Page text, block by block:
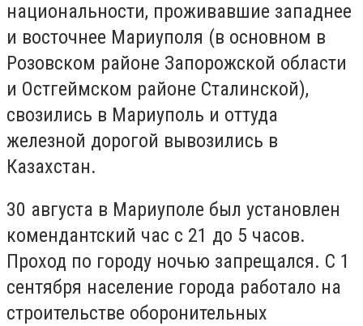
национальности, проживавшие западнее
и восточнее Мариуполя (в основном в
Розовском районе Запорожской области
и Остгеймском районе Сталинской),
свозились в Мариуполь и оттуда
железной дорогой вывозились в
Казахстан.
30 августа в Мариуполе был установлен
комендантский час с 21 до 5 часов.
Проход по городу ночью запрещался. С 1
сентября население города работало на
строительстве оборонительных